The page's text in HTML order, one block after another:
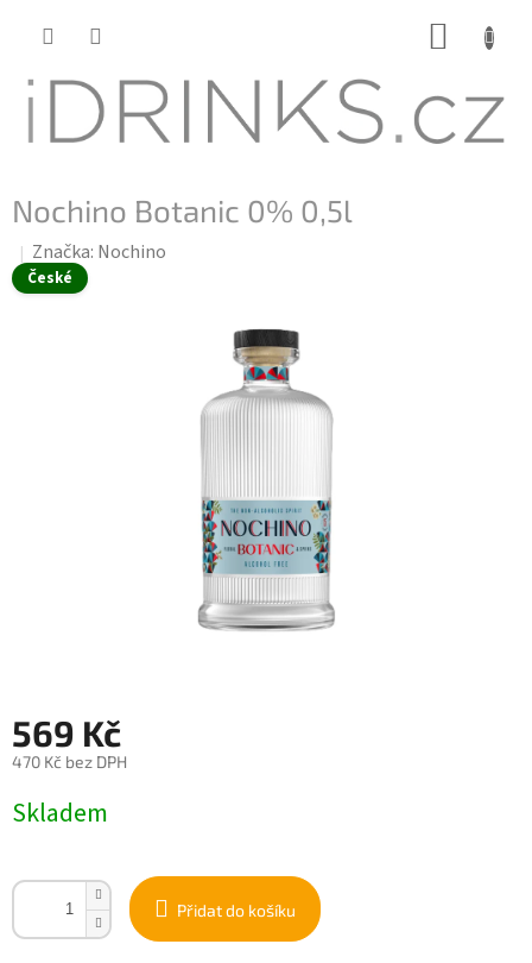
Nochino Botanic 0% 0,5l
České
Značka: Nochino
569 Kč
470 Kč bez DPH
cena:
Skladem
Přidat do košíku